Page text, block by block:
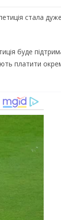
стала
буде
платити